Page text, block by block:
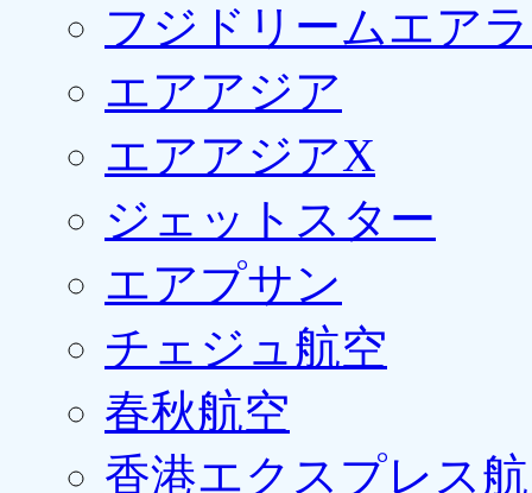
フジドリームエア
エアアジア
エアアジアX
ジェットスター
エアプサン
チェジュ航空
春秋航空
香港エクスプレス